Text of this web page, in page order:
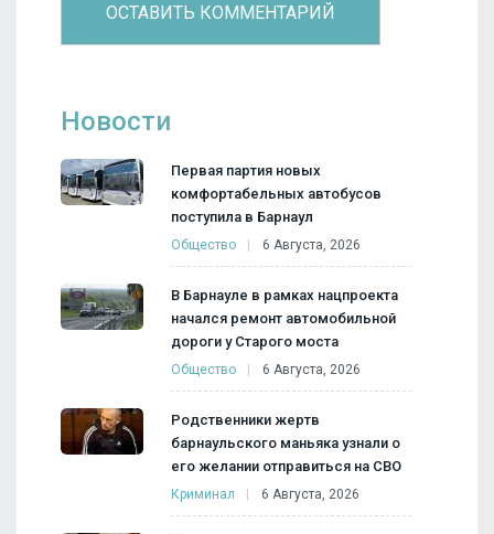
Новости
Первая партия новых
комфортабельных автобусов
поступила в Барнаул
Общество 6 Августа, 2026
В Барнауле в рамках нацпроекта
начался ремонт автомобильной
дороги у Старого моста
Общество 6 Августа, 2026
Родственники жертв
барнаульского маньяка узнали о
его желании отправиться на СВО
Криминал 6 Августа, 2026